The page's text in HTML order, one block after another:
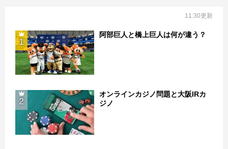
11:30更新
1
阿部巨人と橋上巨人は何が違う？
2
オンラインカジノ問題と大阪IRカ
ジノ